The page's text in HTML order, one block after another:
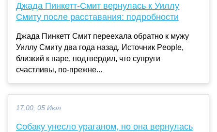
Джада Пинкетт‑Смит вернулась к Уиллу
Смиту после расставания: подробности
Джада Пинкетт Смит переехала обратно к мужу
Уиллу Смиту два года назад. Источник People,
близкий к паре, подтвердил, что супруги
счастливы, по‑прежне...
17:00, 05 Июл
Собаку унесло ураганом, но она вернулась